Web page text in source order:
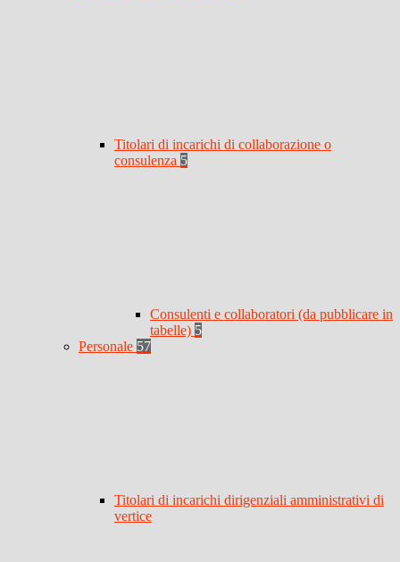
Titolari di incarichi di collaborazione o
consulenza 5
Consulenti e collaboratori (da pubblicare in
tabelle) 5
Personale 57
Titolari di incarichi dirigenziali amministrativi di
vertice